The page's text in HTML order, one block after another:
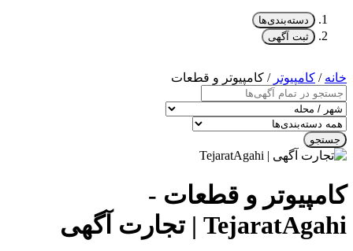
دسته‌بندی‌ها
ثبت آگهی
خانه / کامپیوتر / کامپیوتر و قطعات
جستجو
کامپیوتر و قطعات -
TejaratAgahi | تجارت آگهی